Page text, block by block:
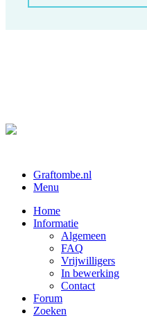
Graftombe.nl
Menu
Home
Informatie
Algemeen
FAQ
Vrijwilligers
In bewerking
Contact
Forum
Zoeken